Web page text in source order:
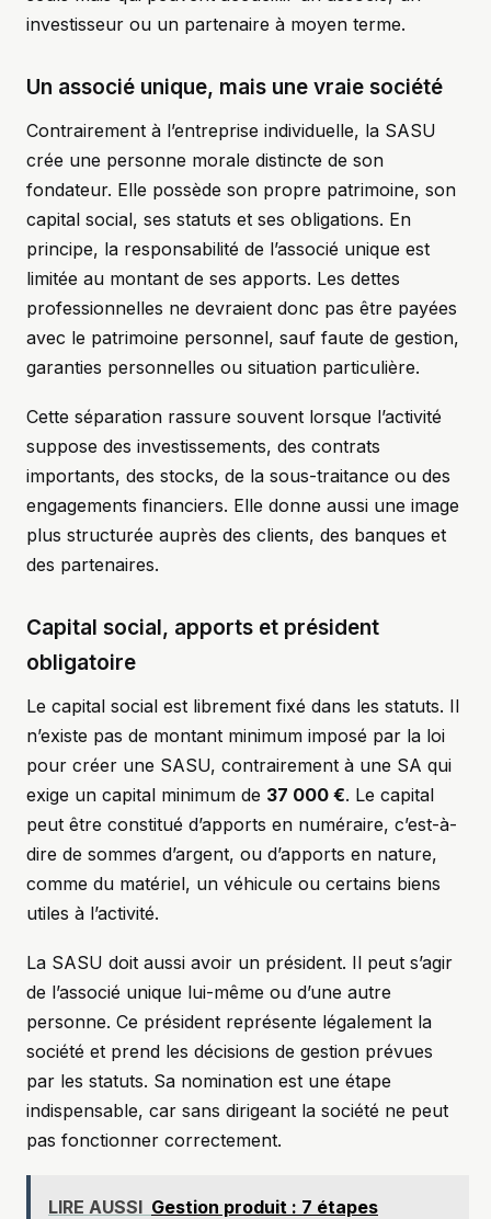
investisseur ou un partenaire à moyen terme.
Un associé unique, mais une vraie société
Contrairement à l’entreprise individuelle, la SASU
crée une personne morale distincte de son
fondateur. Elle possède son propre patrimoine, son
capital social, ses statuts et ses obligations. En
principe, la responsabilité de l’associé unique est
limitée au montant de ses apports. Les dettes
professionnelles ne devraient donc pas être payées
avec le patrimoine personnel, sauf faute de gestion,
garanties personnelles ou situation particulière.
Cette séparation rassure souvent lorsque l’activité
suppose des investissements, des contrats
importants, des stocks, de la sous-traitance ou des
engagements financiers. Elle donne aussi une image
plus structurée auprès des clients, des banques et
des partenaires.
Capital social, apports et président
obligatoire
Le capital social est librement fixé dans les statuts. Il
n’existe pas de montant minimum imposé par la loi
pour créer une SASU, contrairement à une SA qui
exige un capital minimum de 37 000 €. Le capital
peut être constitué d’apports en numéraire, c’est-à-
dire de sommes d’argent, ou d’apports en nature,
comme du matériel, un véhicule ou certains biens
utiles à l’activité.
La SASU doit aussi avoir un président. Il peut s’agir
de l’associé unique lui-même ou d’une autre
personne. Ce président représente légalement la
société et prend les décisions de gestion prévues
par les statuts. Sa nomination est une étape
indispensable, car sans dirigeant la société ne peut
pas fonctionner correctement.
LIRE AUSSI Gestion produit : 7 étapes